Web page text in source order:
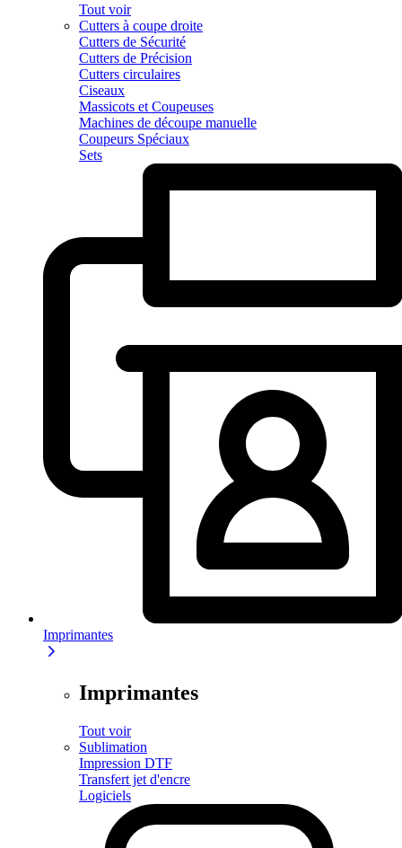
Tout voir
Cutters à coupe droite
Cutters de Sécurité
Cutters de Précision
Cutters circulaires
Ciseaux
Massicots et Coupeuses
Machines de découpe manuelle
Coupeurs Spéciaux
Sets
Imprimantes
Imprimantes
Tout voir
Sublimation
Impression DTF
Transfert jet d'encre
Logiciels